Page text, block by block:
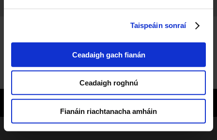
Taispeáin sonraí
Ceadaigh gach fianán
Ceadaigh roghnú
Fianáin riachtanacha amháin
© 2026 Copyright TG4